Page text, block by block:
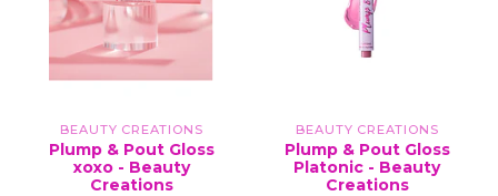
BEAUTY CREATIONS
Plump & Pout Gloss
xoxo - Beauty
Creations
BEAUTY CREATIONS
Plump & Pout Gloss
Platonic - Beauty
Creations